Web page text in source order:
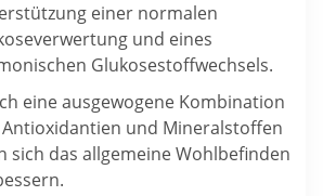
einer normalen
und eines
Glukosestoffwechsels.
eine ausgewogene Kombination
und Mineralstoffen
sich das allgemeine Wohlbefinden